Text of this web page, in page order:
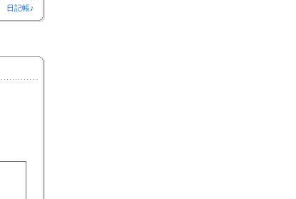
日記帳♪